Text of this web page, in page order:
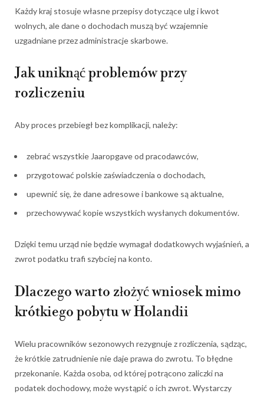
Każdy kraj stosuje własne przepisy dotyczące ulg i kwot
wolnych, ale dane o dochodach muszą być wzajemnie
uzgadniane przez administracje skarbowe.
Jak uniknąć problemów przy
rozliczeniu
Aby proces przebiegł bez komplikacji, należy:
zebrać wszystkie Jaaropgave od pracodawców,
przygotować polskie zaświadczenia o dochodach,
upewnić się, że dane adresowe i bankowe są aktualne,
przechowywać kopie wszystkich wysłanych dokumentów.
Dzięki temu urząd nie będzie wymagał dodatkowych wyjaśnień, a
zwrot podatku trafi szybciej na konto.
Dlaczego warto złożyć wniosek mimo
krótkiego pobytu w Holandii
Wielu pracowników sezonowych rezygnuje z rozliczenia, sądząc,
że krótkie zatrudnienie nie daje prawa do zwrotu. To błędne
przekonanie. Każda osoba, od której potrącono zaliczki na
podatek dochodowy, może wystąpić o ich zwrot. Wystarczy